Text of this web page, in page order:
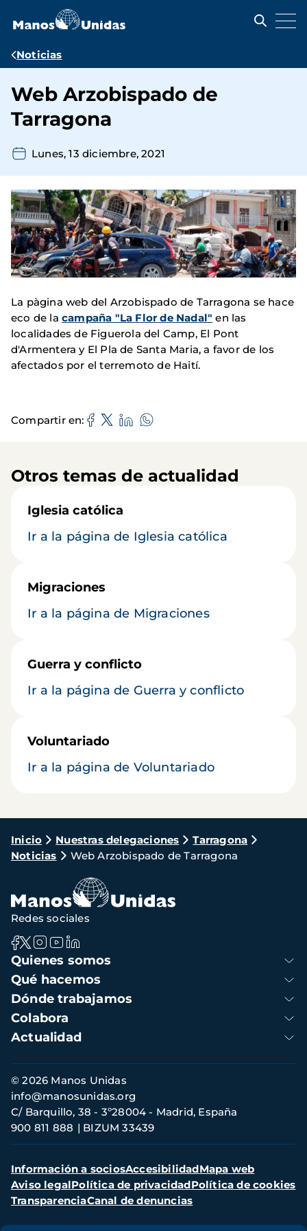
contenido
Ruta
navegación
Noticias
Web Arzobispado de
Tarragona
Lunes, 13 diciembre, 2021
La pàgina web del Arzobispado de Tarragona se hace
eco de la campaña "La Flor de Nadal" en las
localidades de Figuerola del Camp, El Pont
d'Armentera y El Pla de Santa Maria, a favor de los
afectados por el terremoto de Haití.
Compartir en
Otros temas de actualidad
Iglesia católica
Ir a la página de Iglesia católica
Migraciones
Ir a la página de Migraciones
Guerra y conflicto
Ir a la página de Guerra y conflicto
Voluntariado
Ir a la página de Voluntariado
Ruta
de
navegación
Inicio Nuestras delegaciones
Tarragona
Noticias
Web Arzobispado de Tarragona
Navegación
principal
Quienes somos
Qué hacemos
Dónde trabajamos
Colabora
Actualidad
Redes sociales
Información
de
contacto
© 2026 Manos Unidas
C/ Barquillo, 38 - 3º28004 - Madrid, España
900 811 888
BIZUM 33439
info@manosunidas.org
Menú
secundario
Información a sociosAccesibilidadMapa web
Aviso legalPolítica de privacidadPolítica de cookies
TransparenciaCanal de denuncias